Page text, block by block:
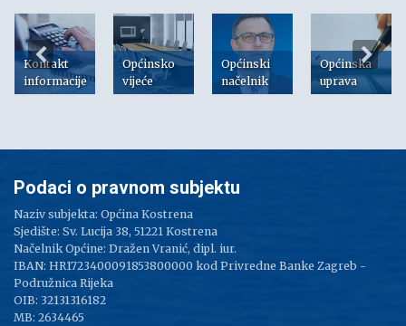
Kontakt
informacije
Općinsko
vijeće
Općinski
načelnik
Općinska
uprava
Podaci o pravnom subjektu
Naziv subjekta: Općina Kostrena
Sjedište: Sv. Lucija 38, 51221 Kostrena
Načelnik Općine: Dražen Vranić, dipl. iur.
IBAN: HR1723400091853800000 kod Privredne Banke Zagreb -
Podružnica Rijeka
OIB: 32131316182
MB: 2634465